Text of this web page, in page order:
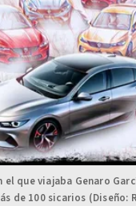
que viajaba Genaro
de 100 sicarios (Diseño: